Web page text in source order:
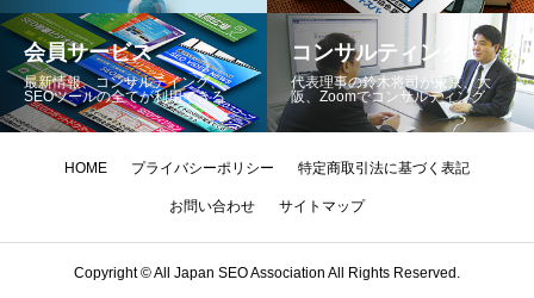
会員サービス
最新情報、コンサルテイング、
SEOツールの全てが利用できる
コンサルティング
代表理事の鈴木将司が東京、大
阪、Zoomでコンサルティング
HOME プライバシーポリシー 特定商取引法に基づく表記
お問い合わせ サイトマップ
Copyright © All Japan SEO Association All Rights Reserved.